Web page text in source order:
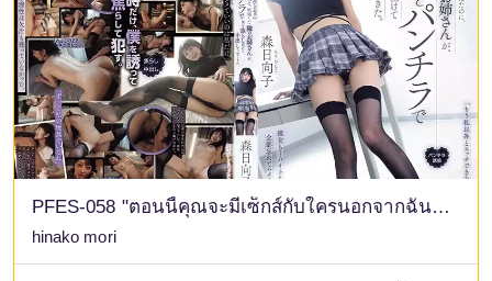
PFES-058 "ตอนนี้คุณจะมีเซ็กส์กับใครนอกจากฉันไม่ได้อีกแล้วใช่ไหม?" ถึงแม้ว่าฉันจะมีแฟนคนแรกตอนเรียนมหาวิทยาลัยแล้ว แต่สาวข้างบ้านที่ขี้หึงก็ยังคอยแกล้งฉันด้วยขาสวยและกางเกงชั้นในของเธอ จนทำให้ฉันหลั่งข้างในของเธอ ฮินาโกะ โมริ
hinako mori